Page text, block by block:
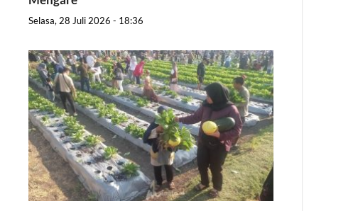
Selasa, 28 Juli 2026 - 18:36